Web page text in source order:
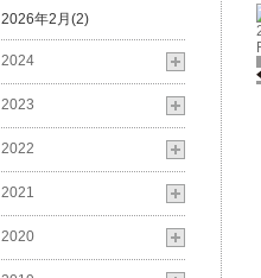
2026年2月(2)
2024
2023
2022
2021
2020